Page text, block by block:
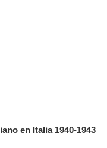
en Italia 1940-1943